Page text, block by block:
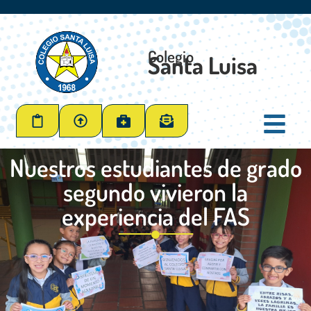
Colegio
Santa Luisa
Nuestros estudiantes de grado
segundo vivieron la
experiencia del FAS